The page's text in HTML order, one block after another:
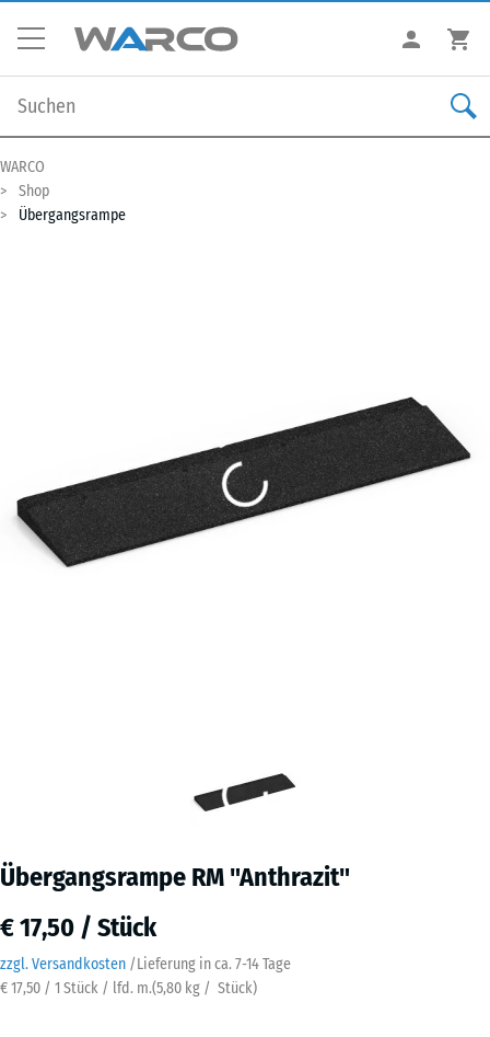
WARCO
Shop
Übergangsrampe
Übergangsrampe RM "Anthrazit"
€ 17,50 / Stück
zzgl. Versandkosten /Lieferung in ca. 7-14 Tage
€ 17,50 / 1 Stück / lfd. m.(5,80 kg / Stück)